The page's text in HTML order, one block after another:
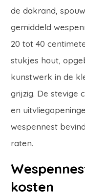
de dakrand,
gemiddeld
20 tot 40
stukjes hout,
kunstwerk in de
grijzig. De stevige
en
wespennest
raten.
kosten